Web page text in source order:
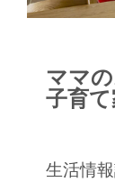
ママ
子育
生活情